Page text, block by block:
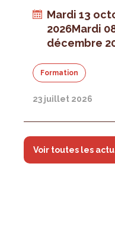
Mardi 13
2026Mardi
décembre
Formation
23 juillet 2026
Voir toutes les